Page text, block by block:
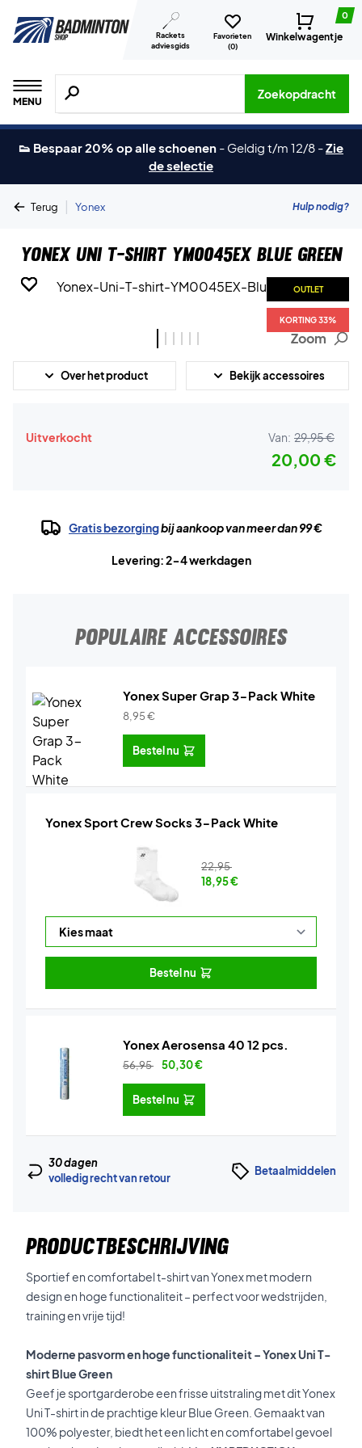
Rackets
adviesgids
Favorieten
(0)
0
Winkelwagentje
MENU
Zoeken naar producten, merken etc.
Zoekopdracht
👟 Bespaar 20% op alle schoenen - Geldig t/m 12/8 -Zie
de selectie
Terug | Yonex Hulp nodig?
Yonex Uni T-shirt YM0045EX Blue Green
OUTLET
KORTING 33%
OUTLET
KORTING 33%
OUTLET
KORTING 33%
OUTLET
KORTING 33%
OUTLET
KORTING 33%
OUTLET
KORTING 33%
Zoom
Over het product Bekijk accessoires
Uitverkocht Van: 29,95 €
20,00 €
Gratis bezorgingbij aankoop van meer dan 99 €
Levering: 2-4 werkdagen
POPULAIRE ACCESSOIRES
Yonex Super Grap 3-Pack White
8,95€
Bestel nu
Yonex Sport Crew Socks 3-Pack White
22,95
18,95€
Bestel nu
Yonex Aerosensa 40 12 pcs.
56,95 50,30€
Bestel nu
30 dagen
volledig recht van retour
Betaalmiddelen
PRODUCTBESCHRIJVING
Sportief en comfortabel t-shirt van Yonex met modern
design en hoge functionaliteit – perfect voor wedstrijden,
training en vrije tijd!
Moderne pasvorm en hoge functionaliteit – Yonex Uni T-
shirt Blue Green
Geef je sportgarderobe een frisse uitstraling met dit Yonex
Uni T-shirt in de prachtige kleur Blue Green. Gemaakt van
100% polyester, biedt het een licht en comfortabel gevoel